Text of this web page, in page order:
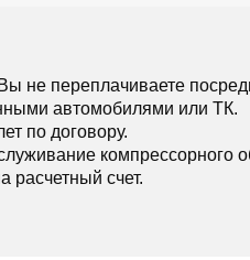
не переплачиваете
автомобилями или ТК.
по договору.
компрессорного
расчетный счет.